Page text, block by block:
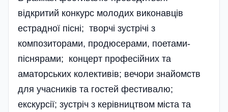
відкритий конкурс молодих виконавців
естрадної пісні; творчі зустрічі з
композиторами, продюсерами, поетами-
піснярами; концерт професійних та
аматорських колективів; вечори знайомств
для учасників та гостей фестивалю;
екскурсії; зустріч з керівництвом міста та